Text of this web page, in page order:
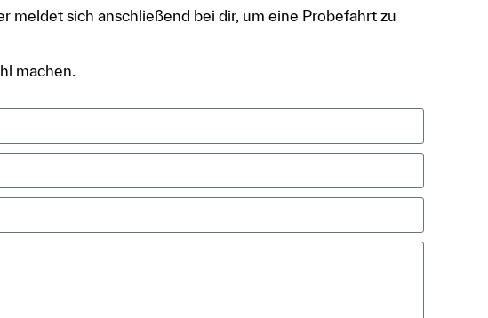
sich anschließend bei dir, um eine Probefahrt zu
machen.